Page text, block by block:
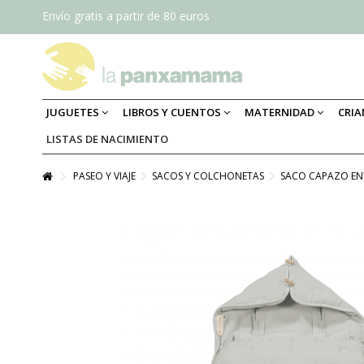
Envío gratis a partir de 80 euros
JUGUETES LIBROS Y CUENTOS MATERNIDAD
LISTAS DE NACIMIENTO
PASEO Y VIAJE SACOS Y COLCHONETAS SACO CAPAZO